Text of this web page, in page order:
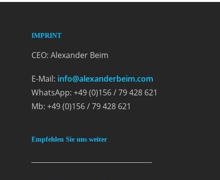
IMPRINT
CEO: Alexander Beim
E-Mail: info@alexanderbeim.com
WhatsApp: +49 (0)156 / 79 428 621
Mb: +49 (0)156 / 79 428 621
Empfehlen Sie uns weiter